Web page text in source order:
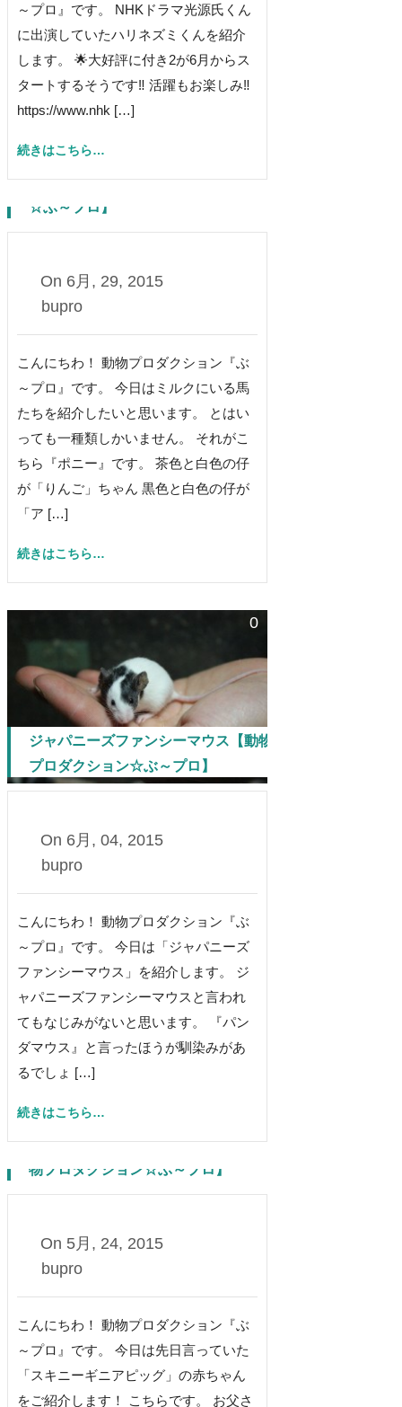
～プロ』です。 NHKドラマ光源氏くん
に出演していたハリネズミくんを紹介
します。 🌟大好評に付き2が6月からス
タートするそうです‼︎ 活躍もお楽しみ‼︎
https://www.nhk […]
続きはこちら…
ミルクの馬たち【動物プロダクション
☆ぶ～プロ】
On 6月, 29, 2015
bupro
こんにちわ！ 動物プロダクション『ぶ
～プロ』です。 今日はミルクにいる馬
たちを紹介したいと思います。 とはい
っても一種類しかいません。 それがこ
ちら『ポニー』です。 茶色と白色の仔
が「りんご」ちゃん 黒色と白色の仔が
「ア […]
続きはこちら…
ジャパニーズファンシーマウス【動物
プロダクション☆ぶ～プロ】
0
On 6月, 04, 2015
bupro
こんにちわ！ 動物プロダクション『ぶ
～プロ』です。 今日は「ジャパニーズ
ファンシーマウス」を紹介します。 ジ
ャパニーズファンシーマウスと言われ
てもなじみがないと思います。 『パン
ダマウス』と言ったほうが馴染みがあ
るでしょ […]
続きはこちら…
赤ちゃんが産まれました！その②【動
物プロダクション☆ぶ～プロ】
On 5月, 24, 2015
bupro
こんにちわ！ 動物プロダクション『ぶ
～プロ』です。 今日は先日言っていた
「スキニーギニアピッグ」の赤ちゃん
をご紹介します！ こちらです。 お父さ